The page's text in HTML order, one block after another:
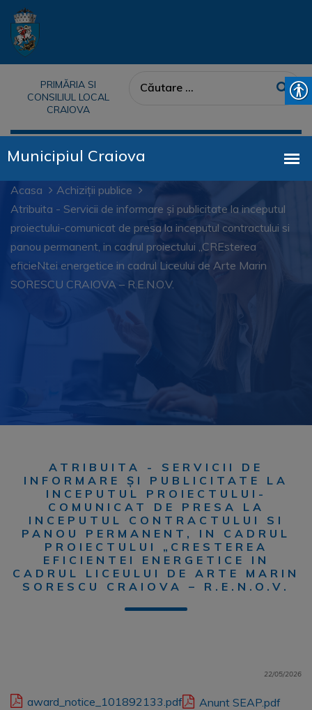
PRIMĂRIA SI
CONSILIUL LOCAL
CRAIOVA
Acasa
Achiziții publice
Atribuita - Servicii de informare și publicitate la inceputul
proiectului-comunicat de presa la inceputul contractului si
panou permanent, in cadrul proiectului „CREsterea
eficieNtei energetice in cadrul Liceului de Arte Marin
SORESCU CRAIOVA – R.E.N.O.V.
ATRIBUITA - SERVICII DE
INFORMARE ȘI PUBLICITATE LA
INCEPUTUL PROIECTULUI-
COMUNICAT DE PRESA LA
INCEPUTUL CONTRACTULUI SI
PANOU PERMANENT, IN CADRUL
PROIECTULUI „CRESTEREA
EFICIENTEI ENERGETICE IN
CADRUL LICEULUI DE ARTE MARIN
SORESCU CRAIOVA – R.E.N.O.V.
22/05/2026
award_notice_101892133.pdf
Anunt SEAP.pdf